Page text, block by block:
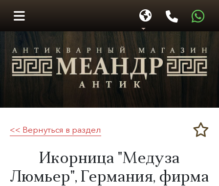
Меандр-Антик
<< Вернуться в раздел
Икорница "Медуза
Люмьер", Германия, фирма